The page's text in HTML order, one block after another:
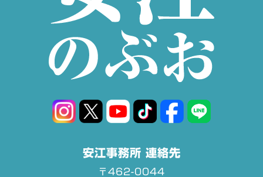
安江事務所 連絡先
〒462-0044